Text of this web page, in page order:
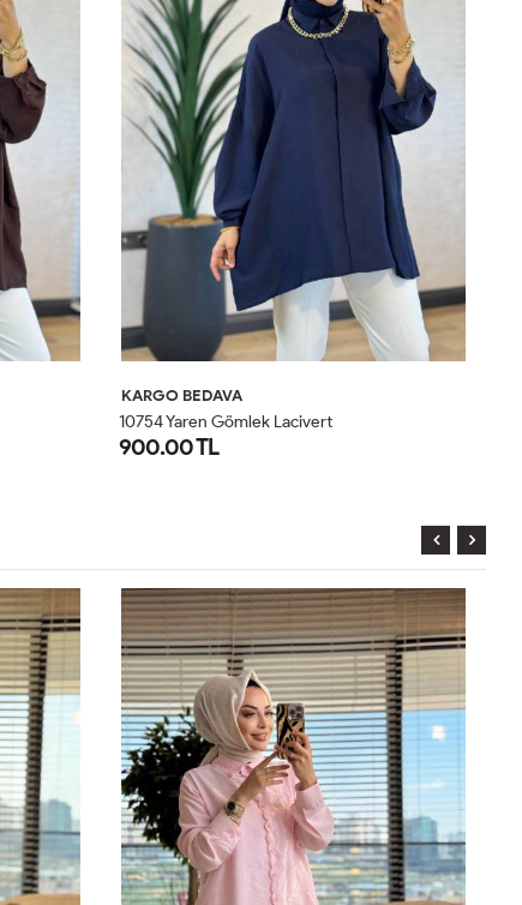
KARGO BEDAVA
10754 Yaren Gömlek Lacivert
900.00 TL